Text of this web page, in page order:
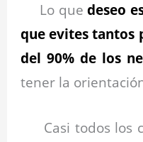
Lo quedeseo
que evites tantos
del 90% de los
tener la
Casi todos los